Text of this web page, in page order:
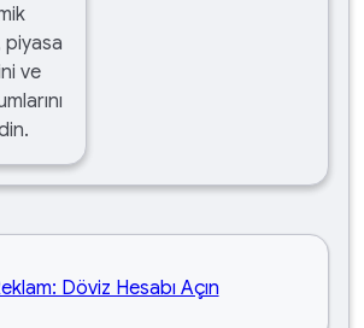
piyasa
ve